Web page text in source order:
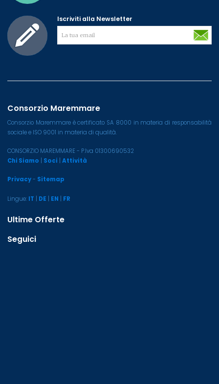
Iscriviti alla Newsletter
Consorzio Maremmare
Consorzio Maremmare è certificato SA 8000 in materia di responsabilità
sociale e ISO 9001 in materia di qualità.
CONSORZIO MAREMMARE - P.Iva 01300690532
Chi Siamo
Soci Attività
Privacy- Sitemap
Lingue: IT DE EN FR
Ultime Offerte
Seguici